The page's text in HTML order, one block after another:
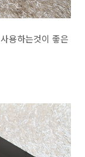
용하는것이 좋은